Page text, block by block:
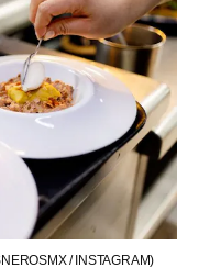
/ INSTAGRAM)